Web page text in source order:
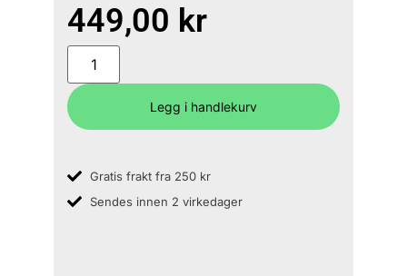
449,00 kr
Legg i handlekurv
Gratis frakt fra 250 kr
Sendes innen 2 virkedager